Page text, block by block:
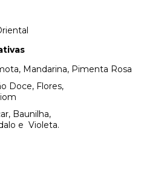
Mandarina, Pimenta Rosa
Doce, Flores,
Baunilha,
e Violeta.